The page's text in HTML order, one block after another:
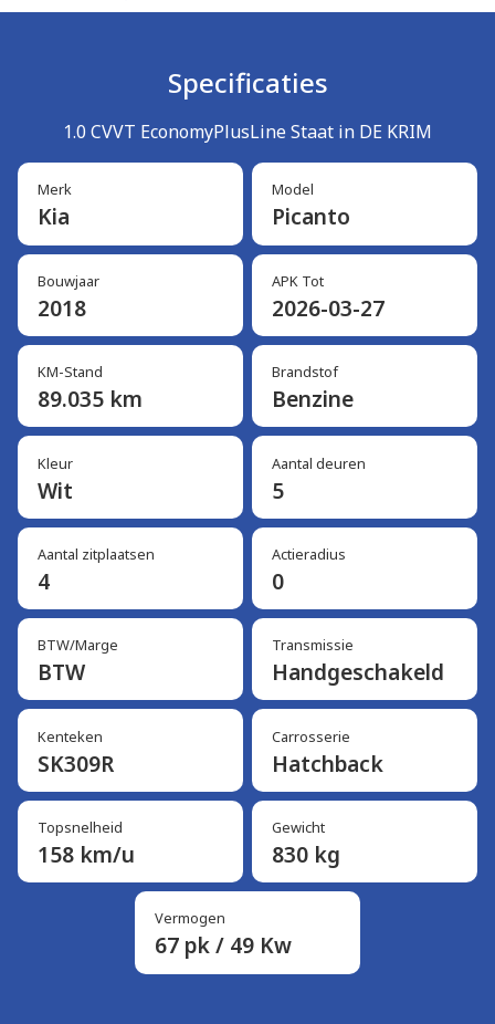
Specificaties
1.0 CVVT EconomyPlusLine Staat in DE KRIM
Merk
Kia
Model
Picanto
Bouwjaar
2018
APK Tot
2026-03-27
KM-Stand
89.035 km
Brandstof
Benzine
Kleur
Wit
Aantal deuren
5
Aantal zitplaatsen
4
Actieradius
0
BTW/Marge
BTW
Transmissie
Handgeschakeld
Kenteken
SK309R
Carrosserie
Hatchback
Topsnelheid
158 km/u
Gewicht
830 kg
Vermogen
67 pk / 49 Kw